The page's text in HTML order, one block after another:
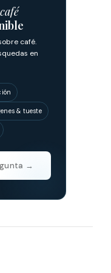
café.
en
& tueste
→